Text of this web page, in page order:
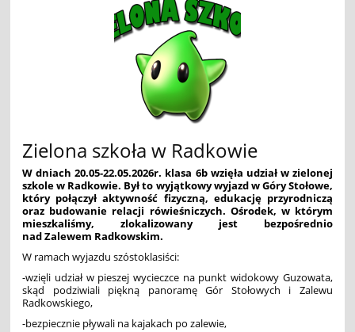
Zielona szkoła w Radkowie
W dniach 20.05-22.05.2026r. klasa 6b wzięła udział w zielonej
szkole w Radkowie. Był to wyjątkowy wyjazd w Góry Stołowe,
który połączył aktywność fizyczną, edukację przyrodniczą
oraz budowanie relacji rówieśniczych. Ośrodek, w którym
mieszkaliśmy, zlokalizowany jest bezpośrednio
nad Zalewem Radkowskim.
W ramach wyjazdu szóstoklasiści:
-wzięli udział w pieszej wycieczce na punkt widokowy Guzowata,
skąd podziwiali piękną panoramę Gór Stołowych i Zalewu
Radkowskiego,
-bezpiecznie pływali na kajakach po zalewie,